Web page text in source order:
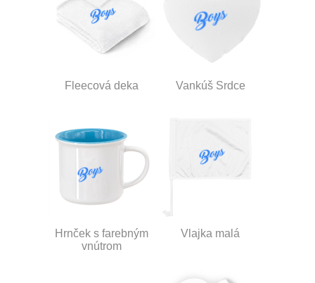
Fleecová deka Vankúš Srdce
Hrnček s farebným
vnútrom
Vlajka malá